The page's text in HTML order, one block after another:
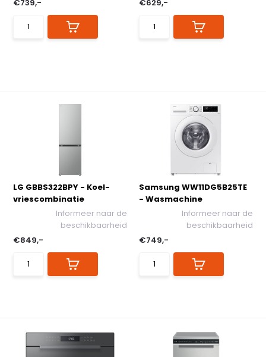
€739,- €629,-
LG GBBS322BPY - Koel-
vriescombinatie
Informeer naar de
beschikbaarheid
€849,-
Samsung WW11DG5B25TE
- Wasmachine
Informeer naar de
beschikbaarheid
€749,-